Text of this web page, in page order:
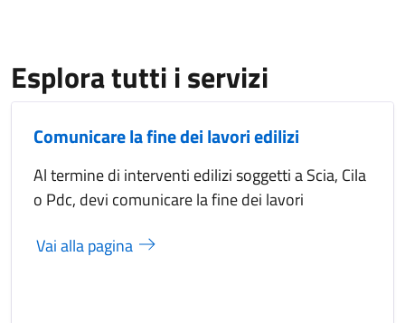
Esplora tutti i servizi
Comunicare la fine dei lavori edilizi
Al termine di interventi edilizi soggetti a Scia, Cila
o Pdc, devi comunicare la fine dei lavori
Vai alla pagina